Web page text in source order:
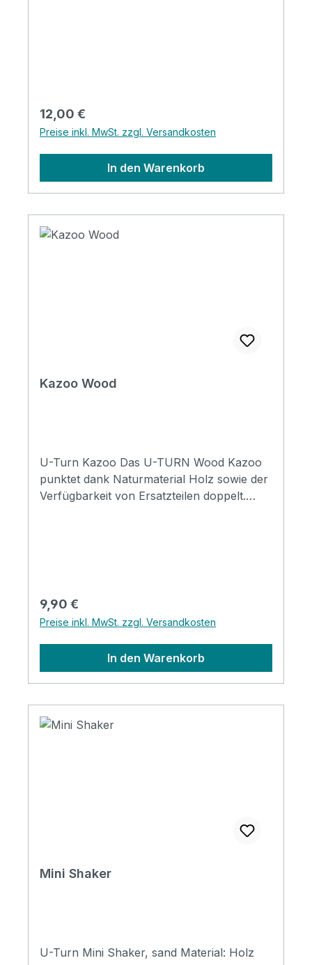
Regulärer Preis:
12,00 €
Preise inkl. MwSt. zzgl. Versandkosten
In den Warenkorb
Kazoo Wood
U-Turn Kazoo Das U-TURN Wood Kazoo
punktet dank Naturmaterial Holz sowie der
Verfügbarkeit von Ersatzteilen doppelt.
Regulärer Preis:
9,90 €
Preise inkl. MwSt. zzgl. Versandkosten
In den Warenkorb
Mini Shaker
U-Turn Mini Shaker, sand Material: Holz